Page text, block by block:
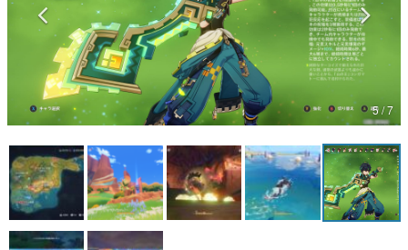
ゲームが変えた日本語
「経験値」「裏技」「ラスボス」… ゲームにまつわる言葉
の起源や用法の変遷を、コンピューター文化史研究家・タ
イニーP氏が徹底調査。
カテゴリ
マンガ
女性向け
アプリレビュー
5 / 7